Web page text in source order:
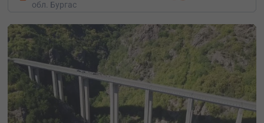
обл. Бургас